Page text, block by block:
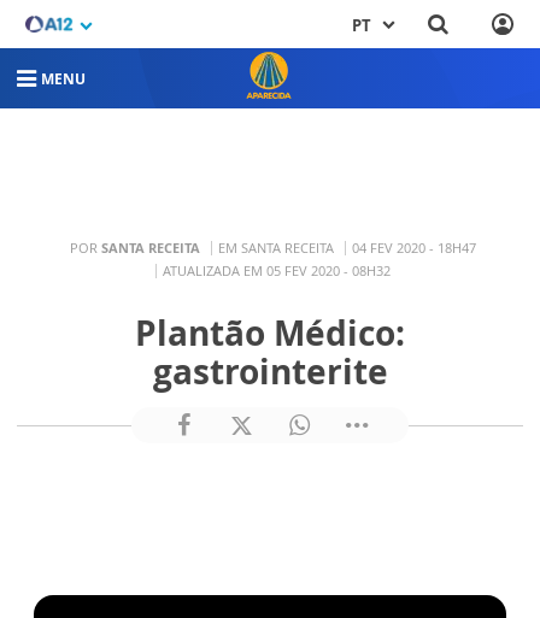
PT
MENU
POR SANTA RECEITA EM SANTA RECEITA
04 FEV 2020 - 18H47
ATUALIZADA EM 05 FEV 2020 - 08H32
Plantão Médico:
gastrointerite